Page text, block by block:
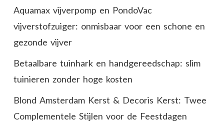
Aquamax vijverpomp en PondoVac
vijverstofzuiger: onmisbaar voor een schone en
gezonde vijver
Betaalbare tuinhark en handgereedschap: slim
tuinieren zonder hoge kosten
Blond Amsterdam Kerst & Decoris Kerst: Twee
Complementele Stijlen voor de Feestdagen